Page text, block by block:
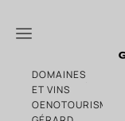
Menu
DOMAINES
ET VINS
OENOTOURISME